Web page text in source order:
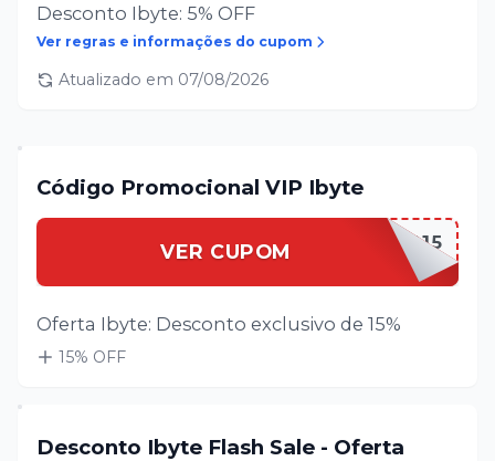
Desconto Ibyte: 5% OFF
Ver regras e informações do cupom
Atualizado em 07/08/2026
Código Promocional VIP Ibyte
VER CUPOM IBYTEVIP15
Oferta Ibyte: Desconto exclusivo de 15%
15% OFF
Desconto Ibyte Flash Sale - Oferta